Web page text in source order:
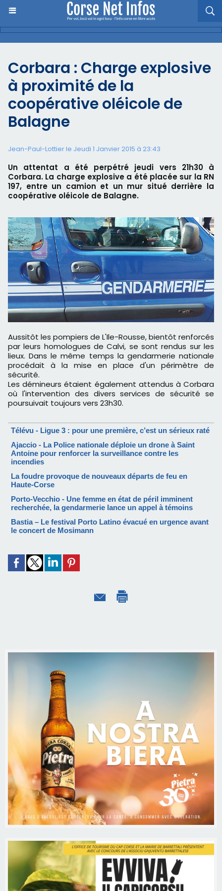
Corbara : Charge explosive
à proximité de la
coopérative oléicole de
Balagne
Jean-Paul-Lottier le Jeudi 1 Janvier 2015 à 23:43
Un attentat a été perpétré jeudi vers 21h30 à
Corbara. La charge explosive a été placée sur la RN
197, entre un camion et un mur situé derrière la
coopérative oléicole de Balagne.
Aussitôt les pompiers de L'Ile-Rousse, bientôt renforcés
par leurs homologues de Calvi, se sont rendus sur les
lieux. Dans le même temps la gendarmerie nationale
procédait à la mise en place d'un périmètre de
sécurité.
Les démineurs étaient également attendus à Corbara
où l'intervention des divers services de sécurité se
poursuivait toujours vers 23h30.
Télévu - Ligue 3 : pour une première, c’est un sérieux raté
Ajaccio - La Police nationale déploie un drone à Saint
Antoine pour renforcer la surveillance contre les
incendies
La foudre provoque de nouveaux départs de feu en
Haute-Corse
Porto-Vecchio - Une femme en état de péril imminent
recherchée, la gendarmerie lance un appel à témoins
Bastia – Le festival Porto Latino évacué en urgence avant
le concert de Mosimann